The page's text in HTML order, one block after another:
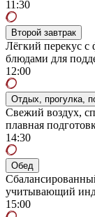
11:30
Второй завтрак
Лёгкий перекус
блюдами для
12:00
Отдых, прогулка,
Свежий воздух,
плавная
14:30
Обед
учитывающий
15:00